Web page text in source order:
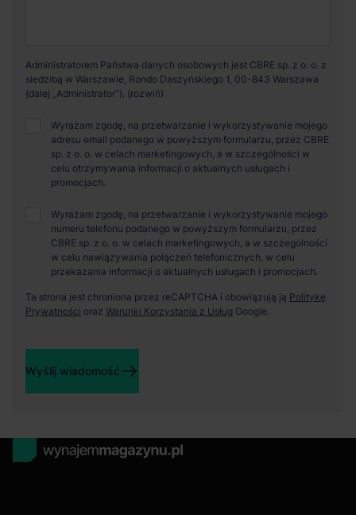
Administratorem Państwa danych osobowych jest CBRE sp. z o. o. z
siedzibą w Warszawie, Rondo Daszyńskiego 1, 00-843 Warszawa
(dalej „Administrator”).
Wyrażam zgodę, na przetwarzanie i wykorzystywanie mojego
adresu email podanego w powyższym formularzu, przez CBRE
sp. z o. o. w celach marketingowych, a w szczególności w
celu otrzymywania informacji o aktualnych usługach i
promocjach.
Wyrażam zgodę, na przetwarzanie i wykorzystywanie mojego
numeru telefonu podanego w powyższym formularzu, przez
CBRE sp. z o. o. w celach marketingowych, a w szczególności
w celu nawiązywania połączeń telefonicznych, w celu
przekazania informacji o aktualnych usługach i promocjach.
Ta strona jest chroniona przez reCAPTCHA i obowiązują ją Politykę
Prywatności oraz Warunki Korzystania z Usług Google.
Wyślij wiadomość